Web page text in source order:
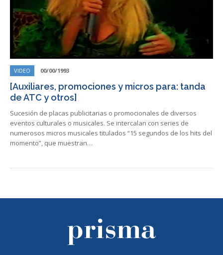
VIDEO 00/00/1993
[Auxiliares, promociones y micros para: tanda
de ATC y otros]
Sucesión de placas publicitarias o promocionales de diversos
eventos culturales o musicales. Se intercalan con series de
numerosos micros musicales titulados “15 segundos de los hits del
momento”, que muestran…